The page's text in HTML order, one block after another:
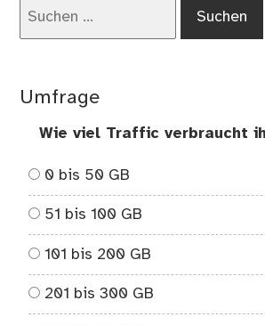
Umfrage
Wie viel Traffic verbraucht
0 bis 50 GB
51 bis 100 GB
101 bis 200 GB
201 bis 300 GB